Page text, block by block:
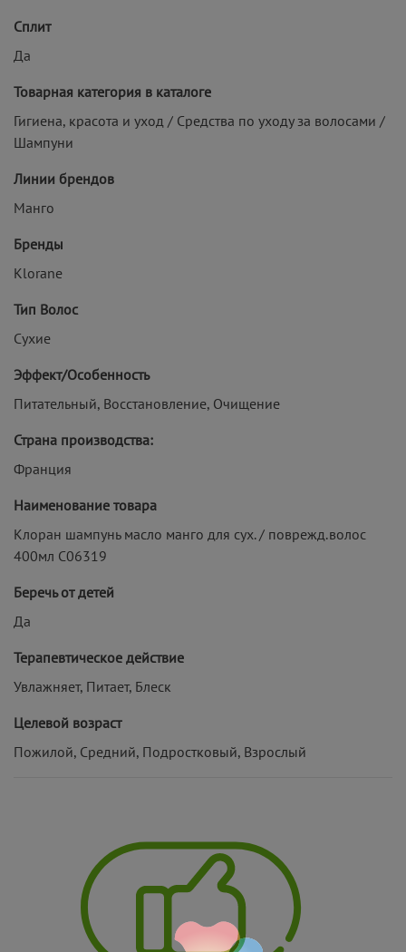
Сплит
Да
Товарная категория в каталоге
Гигиена, красота и уход / Средства по уходу за волосами /
Шампуни
Линии брендов
Манго
Бренды
Klorane
Тип Волос
Сухие
Эффект/Особенность
Питательный, Восстановление, Очищение
Страна производства:
Франция
Наименование товара
Клоран шампунь масло манго для сух. / поврежд.волос
400мл C06319
Беречь от детей
Да
Терапевтическое действие
Увлажняет, Питает, Блеск
Целевой возраст
Пожилой, Средний, Подростковый, Взрослый